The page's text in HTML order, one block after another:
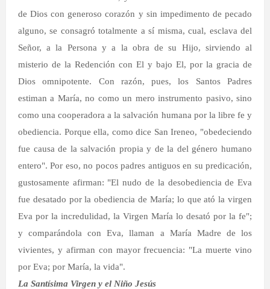
de Dios con generoso corazón y sin impedimento de pecado
alguno, se consagró totalmente a sí misma, cual, esclava del
Señor, a la Persona y a la obra de su Hijo, sirviendo al
misterio de la Redención con El y bajo El, por la gracia de
Dios omnipotente. Con razón, pues, los Santos Padres
estiman a María, no como un mero instrumento pasivo, sino
como una cooperadora a la salvación humana por la libre fe y
obediencia. Porque ella, como dice San Ireneo, "obedeciendo
fue causa de la salvación propia y de la del género humano
entero". Por eso, no pocos padres antiguos en su predicación,
gustosamente afirman: "El nudo de la desobediencia de Eva
fue desatado por la obediencia de María; lo que ató la virgen
Eva por la incredulidad, la Virgen María lo desató por la fe";
y comparándola con Eva, llaman a María Madre de los
vivientes, y afirman con mayor frecuencia: "La muerte vino
por Eva; por María, la vida".
La Santísima Virgen y el Niño Jesús